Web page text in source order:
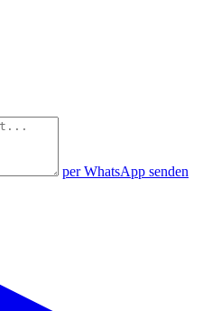
per WhatsApp senden